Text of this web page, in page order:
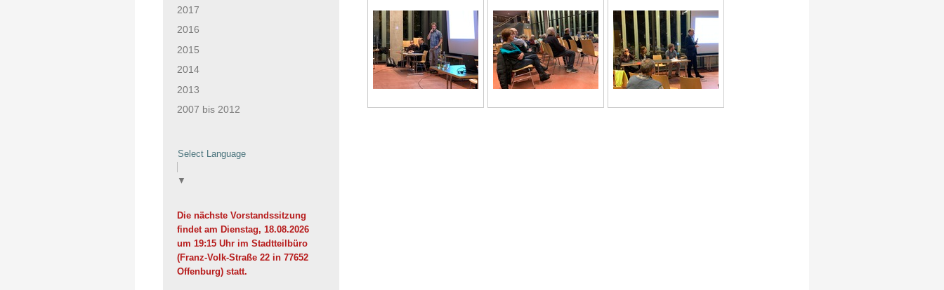
2017
2016
2015
2014
2013
2007 bis 2012
Select Language
▼
Die nächste Vorstandssitzung
findet am Dienstag, 18.08.2026
um 19:15 Uhr im Stadtteilbüro
(Franz-Volk-Straße 22 in 77652
Offenburg) statt.